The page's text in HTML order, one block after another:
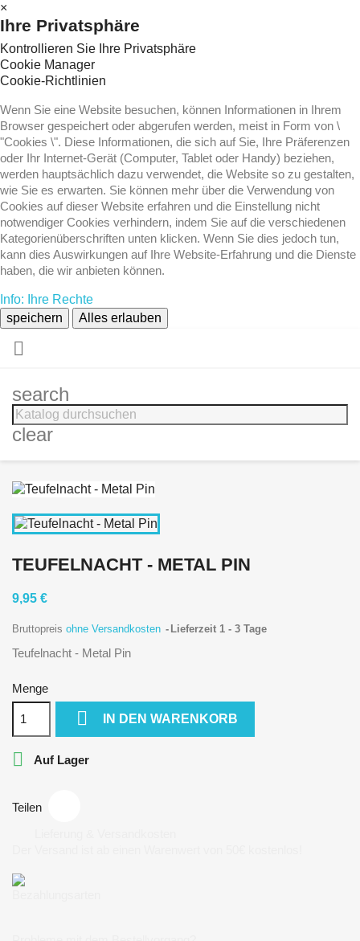
×
Ihre Privatsphäre
Kontrollieren Sie Ihre Privatsphäre
Cookie Manager
Cookie-Richtlinien
Wenn Sie eine Website besuchen, können Informationen in Ihrem
Browser gespeichert oder abgerufen werden, meist in Form von \
"Cookies \". Diese Informationen, die sich auf Sie, Ihre Präferenzen
oder Ihr Internet-Gerät (Computer, Tablet oder Handy) beziehen,
werden hauptsächlich dazu verwendet, die Website so zu gestalten,
wie Sie es erwarten. Sie können mehr über die Verwendung von
Cookies auf dieser Website erfahren und die Einstellung nicht
notwendiger Cookies verhindern, indem Sie auf die verschiedenen
Kategorienüberschriften unten klicken. Wenn Sie dies jedoch tun,
kann dies Auswirkungen auf Ihre Website-Erfahrung und die Dienste
haben, die wir anbieten können.
Info: Ihre Rechte
speichern
Alles erlauben

search
clear
TEUFELNACHT - METAL PIN
9,95 €
Bruttopreis ohne Versandkosten Lieferzeit 1 - 3 Tage
Teufelnacht - Metal Pin
Menge
 IN DEN WARENKORB
 Auf Lager
Teilen